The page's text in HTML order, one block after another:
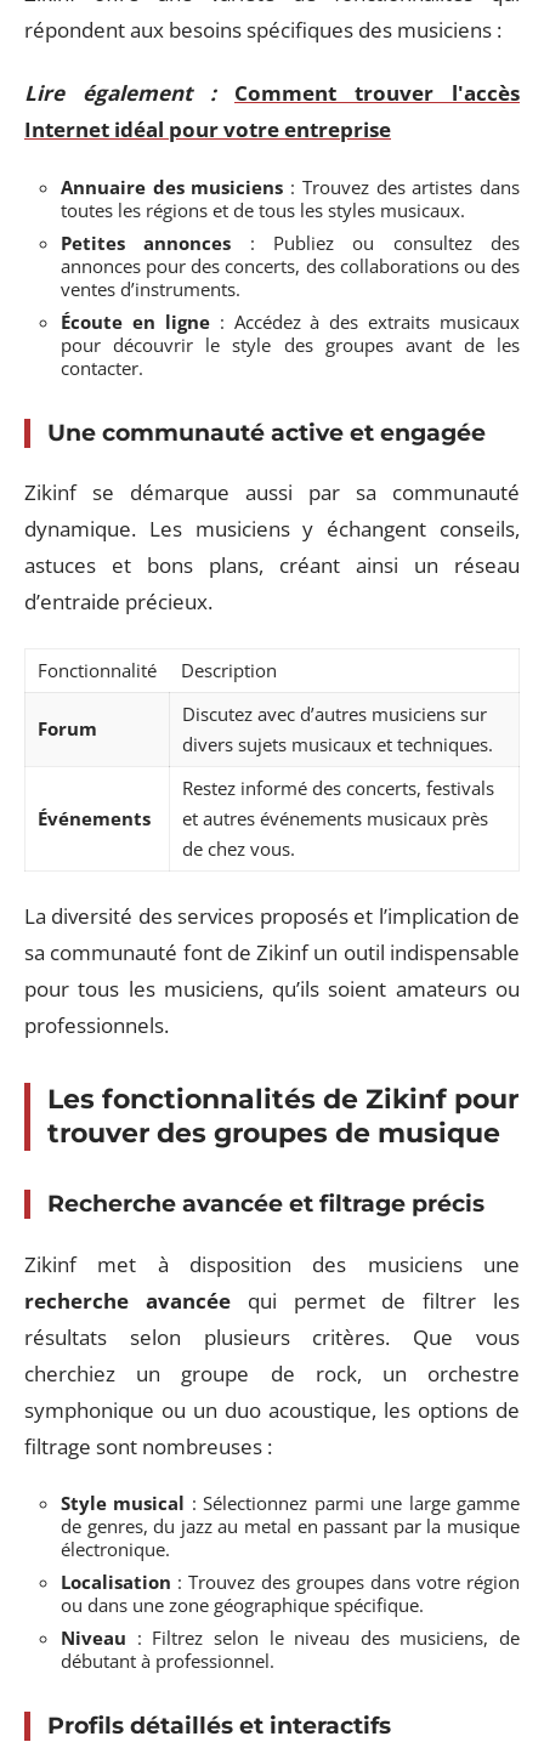
répondent aux besoins spécifiques des musiciens :
Lire également :
Comment trouver l'accès
Internet idéal pour votre entreprise
Annuaire des musiciens : Trouvez des artistes dans
toutes les régions et de tous les styles musicaux.
Petites annonces : Publiez ou consultez des
annonces pour des concerts, des collaborations ou des
ventes d’instruments.
Écoute en ligne: Accédez à des extraits musicaux
pour découvrir le style des groupes avant de les
contacter.
Une communauté active et engagée
Zikinf se démarque aussi par sa communauté
dynamique. Les musiciens y échangent conseils,
astuces et bons plans, créant ainsi un réseau
d’entraide précieux.
Fonctionnalité Description
Forum
Discutez avec d’autres musiciens sur
divers sujets musicaux et techniques.
Événements
Restez informé des concerts, festivals
et autres événements musicaux près
de chez vous.
La diversité des services proposés et l’implication de
sa communauté font de Zikinf un outil indispensable
pour tous les musiciens, qu’ils soient amateurs ou
professionnels.
Les fonctionnalités de Zikinf pour
trouver des groupes de musique
Recherche avancée et filtrage précis
Zikinf met à disposition des musiciens une
recherche avancéequi permet de filtrer les
résultats selon plusieurs critères. Que vous
cherchiez un groupe de rock, un orchestre
symphonique ou un duo acoustique, les options de
filtrage sont nombreuses :
Style musical : Sélectionnez parmi une large gamme
de genres, du jazz au metal en passant par la musique
électronique.
Localisation : Trouvez des groupes dans votre région
ou dans une zone géographique spécifique.
Niveau : Filtrez selon le niveau des musiciens, de
débutant à professionnel.
Profils détaillés et interactifs